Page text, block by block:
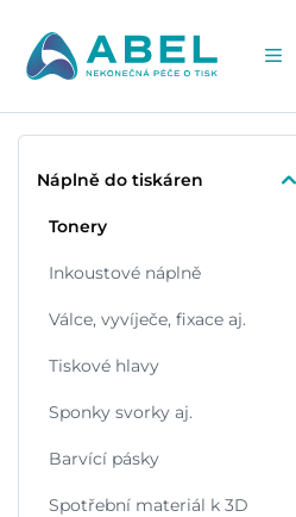
Náplně do tiskáren
Tonery
Inkoustové náplně
Válce, vyvíječe, fixace aj.
Tiskové hlavy
Sponky svorky aj.
Barvící pásky
Spotřební materiál k 3D